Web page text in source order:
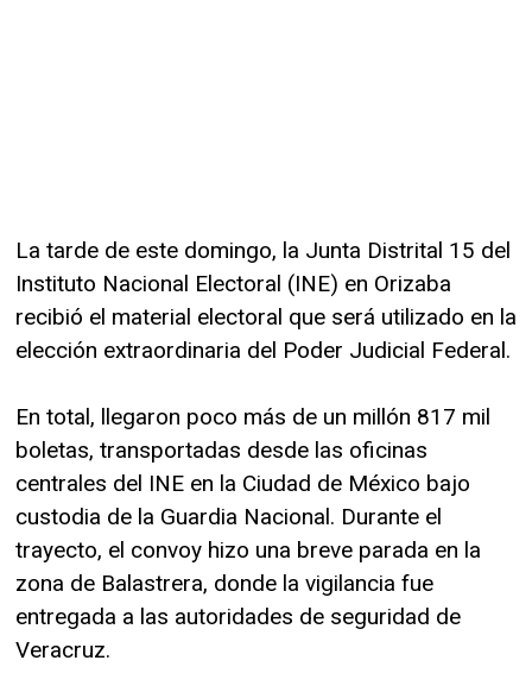
La tarde de este domingo, la Junta Distrital 15 del
Instituto Nacional Electoral (INE) en Orizaba
recibió el material electoral que será utilizado en la
elección extraordinaria del Poder Judicial Federal.
En total, llegaron poco más de un millón 817 mil
boletas, transportadas desde las oficinas
centrales del INE en la Ciudad de México bajo
custodia de la Guardia Nacional. Durante el
trayecto, el convoy hizo una breve parada en la
zona de Balastrera, donde la vigilancia fue
entregada a las autoridades de seguridad de
Veracruz.